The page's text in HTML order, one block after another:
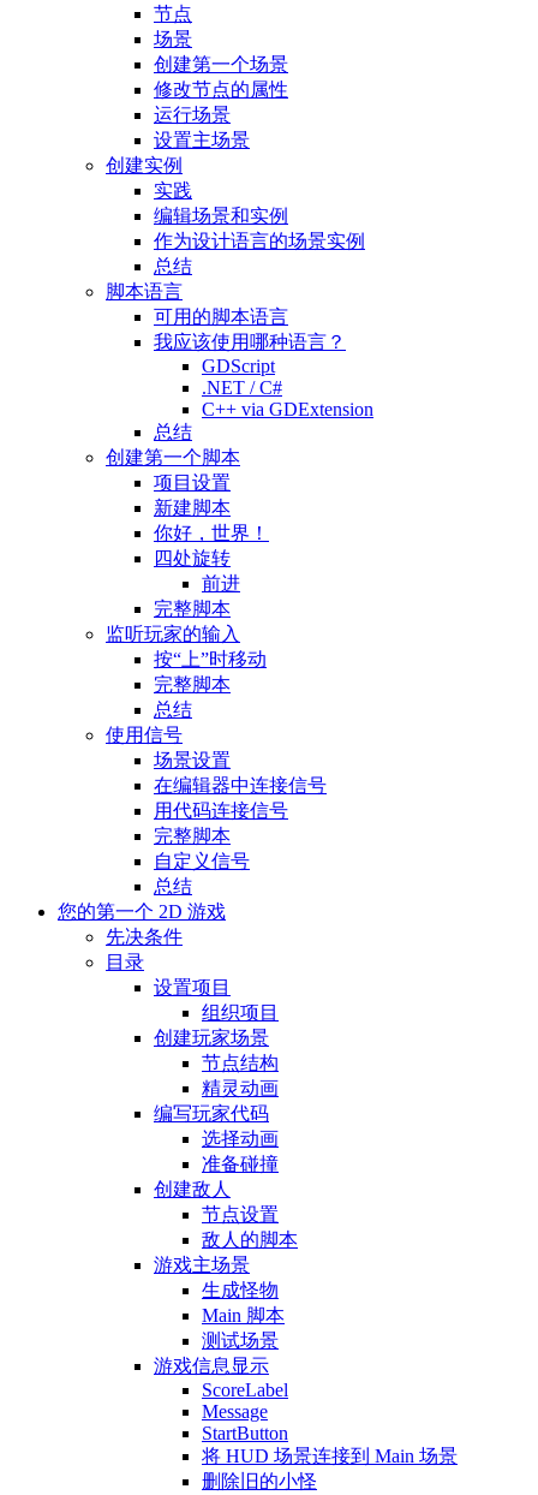
节点
场景
创建第一个场景
修改节点的属性
运行场景
设置主场景
创建实例
实践
编辑场景和实例
作为设计语言的场景实例
总结
脚本语言
可用的脚本语言
我应该使用哪种语言？
GDScript
.NET / C#
C++ via GDExtension
总结
创建第一个脚本
项目设置
新建脚本
你好，世界！
四处旋转
前进
完整脚本
监听玩家的输入
按“上”时移动
完整脚本
总结
使用信号
场景设置
在编辑器中连接信号
用代码连接信号
完整脚本
自定义信号
总结
您的第一个 2D 游戏
先决条件
目录
设置项目
组织项目
创建玩家场景
节点结构
精灵动画
编写玩家代码
选择动画
准备碰撞
创建敌人
节点设置
敌人的脚本
游戏主场景
生成怪物
Main 脚本
测试场景
游戏信息显示
ScoreLabel
Message
StartButton
将 HUD 场景连接到 Main 场景
删除旧的小怪